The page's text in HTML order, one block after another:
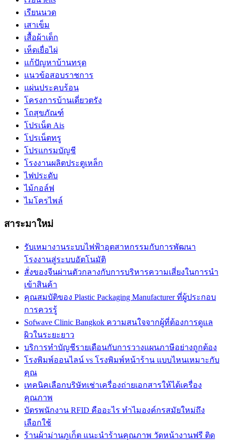
เรียนนวด
เสาเข็ม
เสื้อผ้าเด็ก
เห็ดเยื่อไผ่
แก้ปัญหาบ้านทรุด
แนวข้อสอบราชการ
แผ่นประคบร้อน
โครงการบ้านเดี่ยวตรัง
โถสุขภัณฑ์
โปรเน็ต Ais
โปรเน็ตทรู
โปรแกรมบัญชี
โรงงานผลิตประตูเหล็ก
ไฟประดับ
ไม้กอล์ฟ
ไมโครไพล์
สาระมาใหม่
รับเหมางานระบบไฟฟ้าอุตสาหกรรมกับการพัฒนา
โรงงานสู่ระบบอัตโนมัติ
สั่งของจีนผ่านตัวกลางกับการบริหารความเสี่ยงในการนำ
เข้าสินค้า
คุณสมบัติของ Plastic Packaging Manufacturer ที่ผู้ประกอบ
การควรรู้
Sofwave Clinic Bangkok ความสนใจจากผู้ที่ต้องการดูแล
ผิวในระยะยาว
บริการทำบัญชีรายเดือนกับการวางแผนภาษีอย่างถูกต้อง
โรงพิมพ์ออนไลน์ vs โรงพิมพ์หน้าร้าน แบบไหนเหมาะกับ
คุณ
เทคนิคเลือกบริษัทเช่าเครื่องถ่ายเอกสารให้ได้เครื่อง
คุณภาพ
บัตรพนักงาน RFID คืออะไร ทำไมองค์กรสมัยใหม่ถึง
เลือกใช้
ร้านผ้าม่านภูเก็ต แนะนำร้านคุณภาพ วัดหน้างานฟรี ติด